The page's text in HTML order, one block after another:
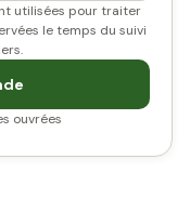
utilisées pour traiter
le temps du suivi
ouvrées